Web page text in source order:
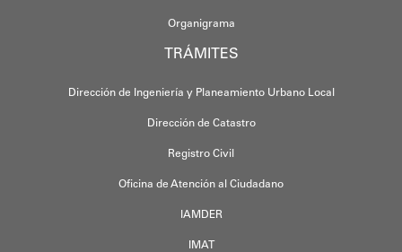
Organigrama
TRÁMITES
Dirección de Ingeniería y Planeamiento Urbano Local
Dirección de Catastro
Registro Civil
Oficina de Atención al Ciudadano
IAMDER
IMAT